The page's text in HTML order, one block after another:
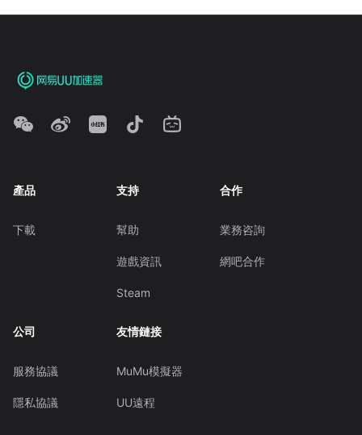
產品
下載
支持
幫助
遊戲資訊
Steam
合作
業務咨詢
網吧合作
公司
服務協議
隱私協議
友情鏈接
MuMu模擬器
UU遠程